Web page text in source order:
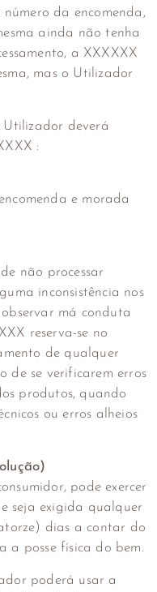
da encomenda,
ainda não tenha
a XXXXXX
mas o Utilizador
Utilizador deverá
:
e morada
não processar
inconsistência nos
má conduta
reserva-se no
de qualquer
de se verificarem erros
produtos, quando
ou erros alheios
pode exercer
seja exigida qualquer
dias a contar do
a posse física do bem.
poderá usar a